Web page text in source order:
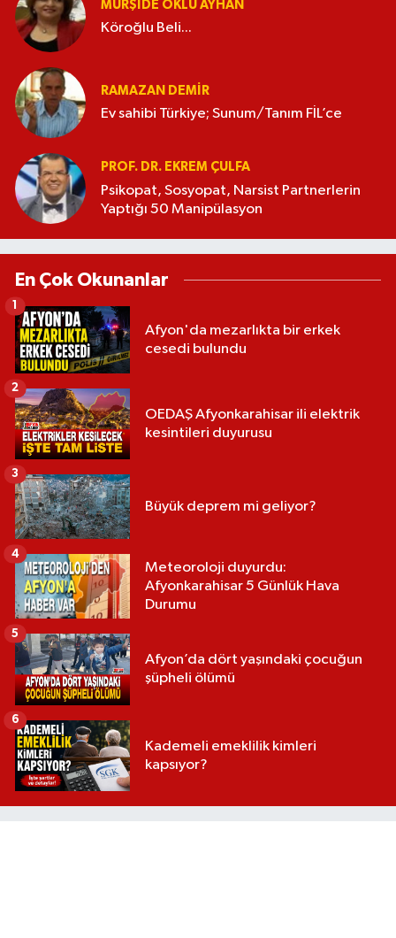
MÜRŞIDE OKLU AYHAN
Köroğlu Beli...
RAMAZAN DEMİR
Ev sahibi Türkiye; Sunum/Tanım FİL’ce
PROF. DR. EKREM ÇULFA
Psikopat, Sosyopat, Narsist Partnerlerin
Yaptığı 50 Manipülasyon
En Çok Okunanlar
Afyon'da mezarlıkta bir erkek
cesedi bulundu
1
OEDAŞ Afyonkarahisar ili elektrik
kesintileri duyurusu
2
Büyük deprem mi geliyor?
3
Meteoroloji duyurdu:
Afyonkarahisar 5 Günlük Hava
Durumu
4
Afyon’da dört yaşındaki çocuğun
şüpheli ölümü
5
Kademeli emeklilik kimleri
kapsıyor?
6